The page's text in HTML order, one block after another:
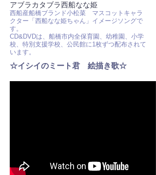
アブラカタブラ西船なな姫
西船産船橋ブランド小松菜 マスコットキャラ
クター「西船なな姫ちゃん」イメージソングで
す。
CD&DVDは、船橋市内全保育園、幼稚園、小学
校、特別支援学校、公民館に1枚ずつ配布されて
います。
☆イシイのミート君 絵描き歌☆